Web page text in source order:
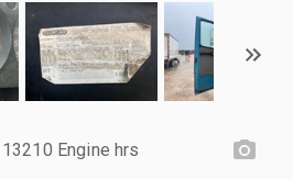
13210 Engine hrs